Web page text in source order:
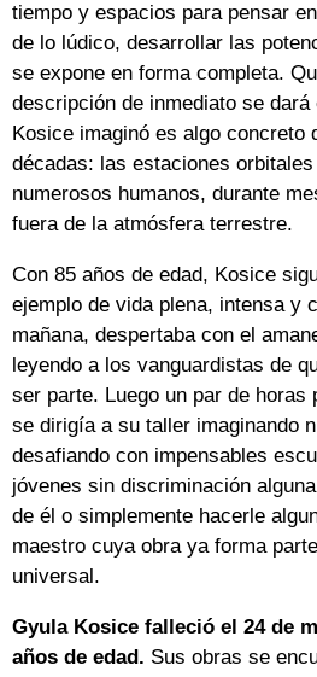
tiempo y espacios para pensar
de lo lúdico, desarrollar las
se expone en forma completa.
descripción de inmediato se dará
Kosice imaginó es algo concreto
décadas: las estaciones
numerosos humanos, durante
fuera de la atmósfera terrestre.
Con 85 años de edad, Kosice
ejemplo de vida plena, intensa y
mañana, despertaba con el
leyendo a los vanguardistas de
ser parte. Luego un par de horas
se dirigía a su taller imaginando
desafiando con impensables
jóvenes sin discriminación
de él o simplemente hacerle
maestro cuya obra ya forma
universal.
Gyula Kosice falleció el 24 de
años de edad. Sus obras se